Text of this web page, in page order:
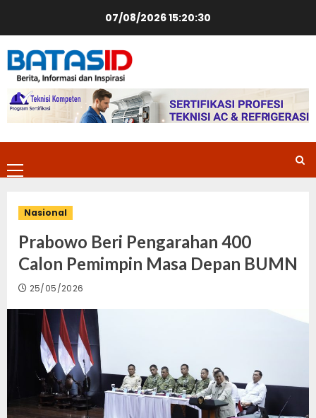
07/08/202615:20:31
Primary
Menu
Nasional
Prabowo Beri Pengarahan 400
Calon Pemimpin Masa Depan BUMN
25/05/2026